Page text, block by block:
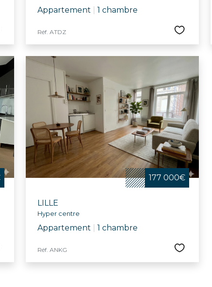
Appartement 1 chambre
Réf. ATDZ
177 000€
LILLE
Hyper centre
Appartement 1 chambre
Réf. ANKG